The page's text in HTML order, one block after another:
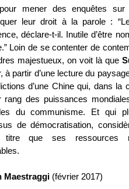
mener des enquêtes
leur droit à la parole :
déclare-t-il. Inutile d’être
Loin de se contenter de
majestueux, on voit là que
à partir d’une lecture du
d’une Chine qui, dans
rang des puissances
du communisme. Et qui
de démocratisation,
titre que ses ressources
Maestraggi (février 2017)